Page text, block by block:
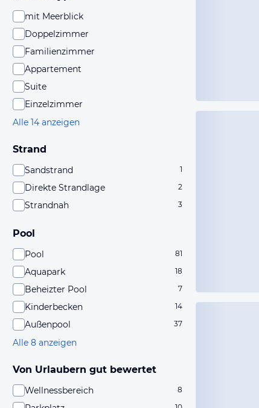
mit Meerblick
Doppelzimmer
Familienzimmer
Appartement
Suite
Einzelzimmer
Alle 14 anzeigen
Strand
Sandstrand 1
Direkte Strandlage 2
Strandnah 3
Pool
Pool 81
Aquapark 18
Beheizter Pool 7
Kinderbecken 14
Außenpool 37
Alle 8 anzeigen
Von Urlaubern gut bewertet
Wellnessbereich 8